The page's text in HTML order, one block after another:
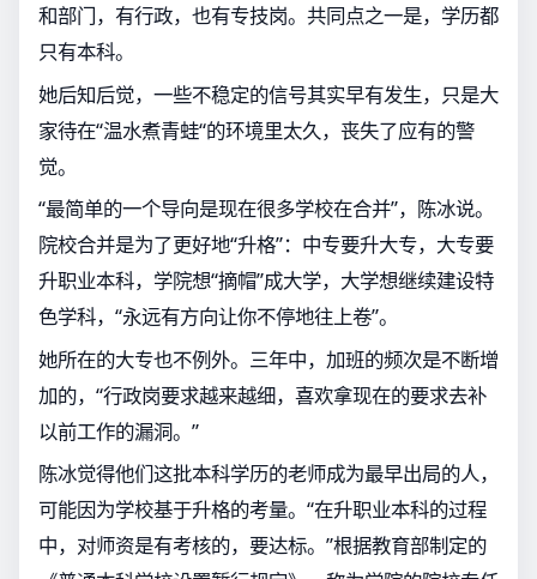
和部门，有行政，也有专技岗。共同点之一是，学历都
只有本科。
她后知后觉，一些不稳定的信号其实早有发生，只是大
家待在“温水煮青蛙“的环境里太久，丧失了应有的警
觉。
“最简单的一个导向是现在很多学校在合并”，陈冰说。
院校合并是为了更好地“升格”：中专要升大专，大专要
升职业本科，学院想“摘帽”成大学，大学想继续建设特
色学科，“永远有方向让你不停地往上卷”。
她所在的大专也不例外。三年中，加班的频次是不断增
加的，“行政岗要求越来越细，喜欢拿现在的要求去补
以前工作的漏洞。”
陈冰觉得他们这批本科学历的老师成为最早出局的人，
可能因为学校基于升格的考量。“在升职业本科的过程
中，对师资是有考核的，要达标。”根据教育部制定的